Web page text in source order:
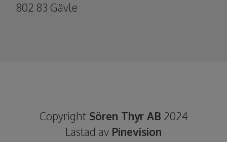
802 83 Gävle
Copyright Sören Thyr AB 2024
Lastad av Pinevision